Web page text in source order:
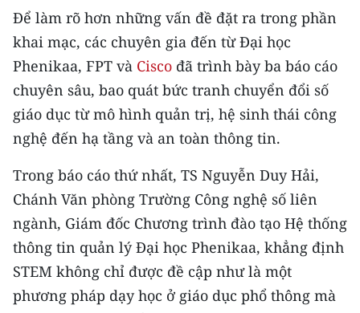
Để làm rõ hơn những vấn đề đặt ra trong phần
khai mạc, các chuyên gia đến từ Đại học
Phenikaa, FPT và Cisco đã trình bày ba báo cáo
chuyên sâu, bao quát bức tranh chuyển đổi số
giáo dục từ mô hình quản trị, hệ sinh thái công
nghệ đến hạ tầng và an toàn thông tin.
Trong báo cáo thứ nhất, TS Nguyễn Duy Hải,
Chánh Văn phòng Trường Công nghệ số liên
ngành, Giám đốc Chương trình đào tạo Hệ thống
thông tin quản lý Đại học Phenikaa, khẳng định
STEM không chỉ được đề cập như là một
phương pháp dạy học ở giáo dục phổ thông mà